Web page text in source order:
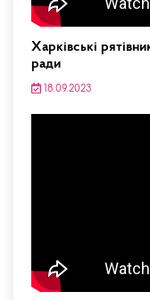
Харківські
ради
18.09.2023